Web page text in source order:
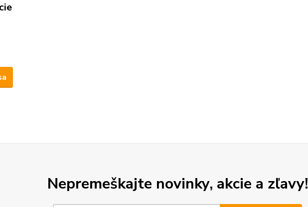
Nepremeškajte novinky, akcie a zľavy!